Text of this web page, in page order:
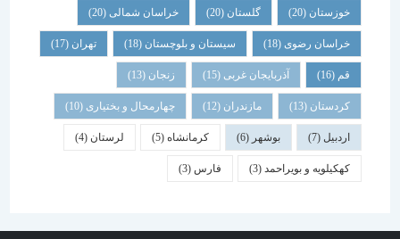
خوزستان(20) گلستان (20) خراسان شمالی(20)
خراسان رضوی(18) سیستان و بلوچستان(18) تهران
آذربایجان غربی(15) زنجان
کردستان(13) مازندران(12) چهارمحال و بختیاری (10)
بوشهر کرمانشاه(5) لرستان (4)
کهکیلویه و بویراحمد(3) فارس